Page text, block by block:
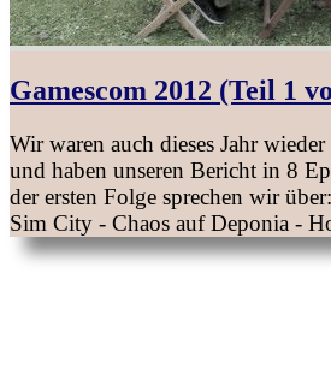
Gamescom 2012 (Teil 1
Wir waren auch dieses Jahr
und haben unseren Bericht in 8
der ersten Folge sprechen wir
Sim City - Chaos auf Deponia -